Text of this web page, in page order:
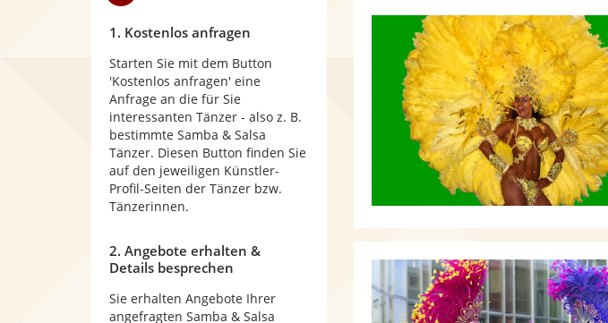
1. Kostenlos anfragen
Starten Sie mit dem Button
'Kostenlos anfragen' eine
Anfrage an die für Sie
interessanten Tänzer - also z. B.
bestimmte Samba & Salsa
Tänzer. Diesen Button finden Sie
auf den jeweiligen Künstler-
Profil-Seiten der Tänzer bzw.
Tänzerinnen.
2. Angebote erhalten &
Details besprechen
Sie erhalten Angebote Ihrer
angefragten Samba & Salsa